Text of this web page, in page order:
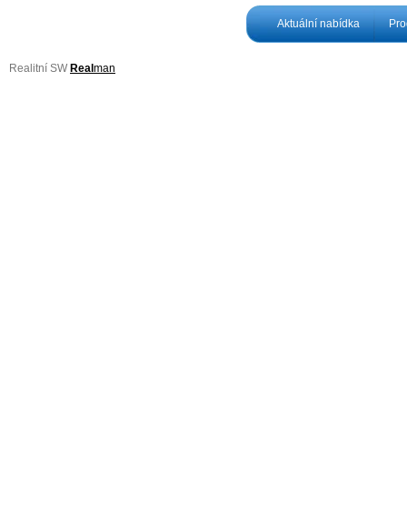
Aktuální nabídka
Realitní SW Real man